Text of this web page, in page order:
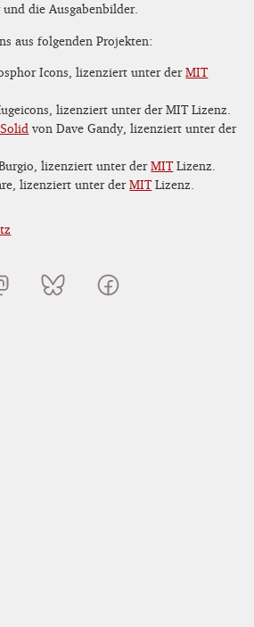
die Ausgabenbilder.
aus folgenden Projekten:
Icons, lizenziert unter derMIT
lizenziert unter der MIT Lizenz.
von Dave Gandy, lizenziert unter der
lizenziert unter derMITLizenz.
lizenziert unter derMITLizenz.